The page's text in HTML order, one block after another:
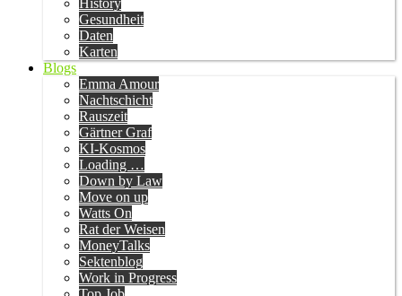
History
Gesundheit
Daten
Karten
Blogs
Emma Amour
Nachtschicht
Rauszeit
Gärtner Graf
KI-Kosmos
Loading …
Down by Law
Move on up
Watts On
Rat der Weisen
MoneyTalks
Sektenblog
Work in Progress